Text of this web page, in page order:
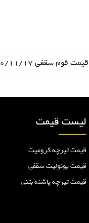
P
v
o
u
s
p
o
قیمت فوم سقفی ۰۰/۱۱/۱۷
لیست قیمت
قیمت تیرچه کرومیت
قیمت یونولیت سقفی
قیمت تیرچه پاشنه بتنی